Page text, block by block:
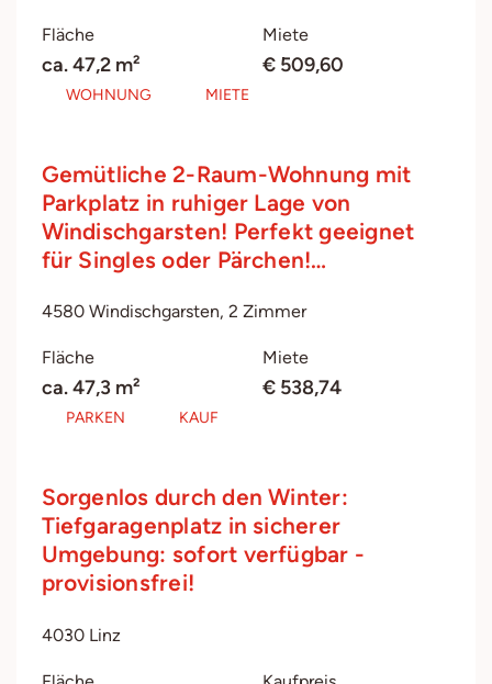
Fläche
ca. 47,2 m²
Miete
€ 509,60
WOHNUNG MIETE
Gemütliche 2-Raum-Wohnung mit
Parkplatz in ruhiger Lage von
Windischgarsten! Perfekt geeignet
für Singles oder Pärchen!…
4580 Windischgarsten, 2 Zimmer
Fläche
ca. 47,3 m²
Miete
€ 538,74
PARKEN KAUF
Sorgenlos durch den Winter:
Tiefgaragenplatz in sicherer
Umgebung: sofort verfügbar -
provisionsfrei!
4030 Linz